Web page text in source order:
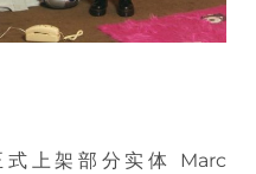
式上架部分实体 Marc